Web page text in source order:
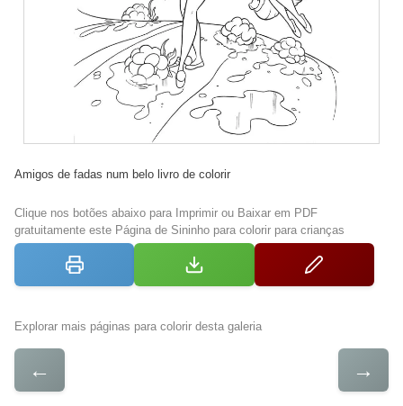
Amigos de fadas num belo livro de colorir
Clique nos botões abaixo para Imprimir ou Baixar em PDF
gratuitamente este Página de Sininho para colorir para crianças
Explorar mais páginas para colorir desta galeria
← →